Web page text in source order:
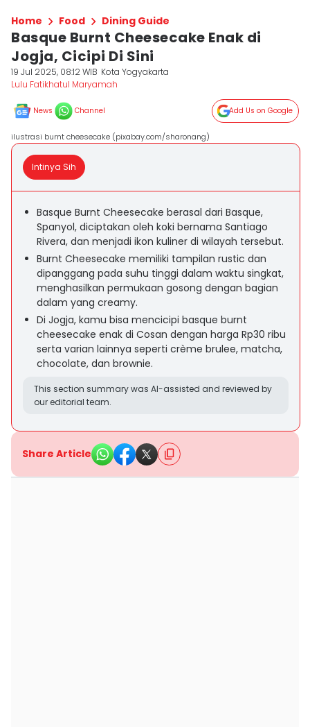
Home Food Dining Guide
Basque Burnt Cheesecake Enak di
Jogja, Cicipi Di Sini
19 Jul 2025, 08:12 WIB Kota Yogyakarta
Lulu Fatikhatul Maryamah
News Channel Add Us on Google
ilustrasi burnt cheesecake (pixabay.com/sharonang)
Intinya Sih
Basque Burnt Cheesecake berasal dari Basque,
Spanyol, diciptakan oleh koki bernama Santiago
Rivera, dan menjadi ikon kuliner di wilayah tersebut.
Burnt Cheesecake memiliki tampilan rustic dan
dipanggang pada suhu tinggi dalam waktu singkat,
menghasilkan permukaan gosong dengan bagian
dalam yang creamy.
Di Jogja, kamu bisa mencicipi basque burnt
cheesecake enak di Cosan dengan harga Rp30 ribu
serta varian lainnya seperti crème brulee, matcha,
chocolate, dan brownie.
This section summary was AI-assisted and reviewed by
our editorial team.
Share Article